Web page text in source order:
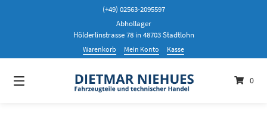
(+49) 02563-2095597
Abhollager
Hölderlinstrasse 78 in 48703 Stadtlohn
Warenkorb Mein Konto Kasse
0